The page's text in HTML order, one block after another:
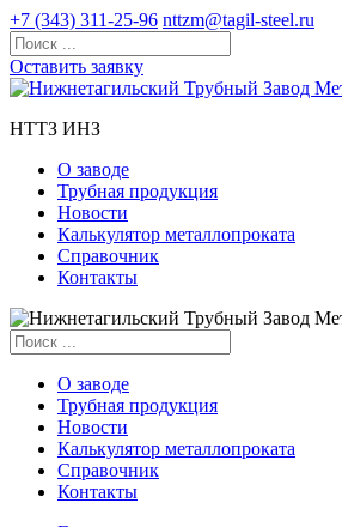
+7 (343) 311-25-96 nttzm@tagil-steel.ru
Оставить заявку
НТТЗ ИНЗ
О заводе
Трубная продукция
Новости
Калькулятор металлопроката
Справочник
Контакты
О заводе
Трубная продукция
Новости
Калькулятор металлопроката
Справочник
Контакты